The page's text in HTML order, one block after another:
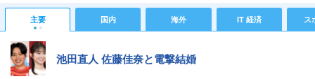
#スポーツニュース・トピックス
主要 国内 海外 IT 経済 ス
池田直人 佐藤佳奈と電撃結婚